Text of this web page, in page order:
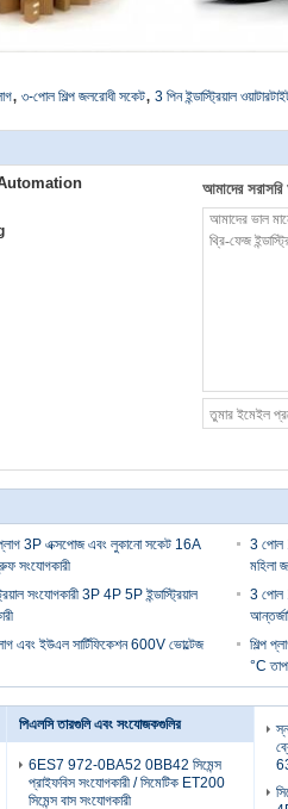
, ৩-পোল শিল্প জলরোধী সকেট, 3 পিন ইন্ডাস্ট্রিয়াল
আমাদের
3P এক্সপোজ এবং লুকানো সকেট 16A
সংযোগকারী
3 পোল
মহিলা
সংযোগকারী 3P 4P 5P ইন্ডাস্ট্রিয়াল
3 পোল
প্লাগ এবং ইউএল সার্টিফিকেশন 600V ভোল্টেজ
শিল্প
°C
পিএলসি তারগুলি এবং সংযোজকগুলির
6ES7 972-0BA52 0BB42 সিমেন্স
প্রাইফবিস সংযোগকারী / সিমেটিক ET200
সিমেন্স বাস সংযোগকারী